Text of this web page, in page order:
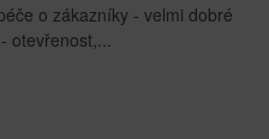
o zákazníky - velmi dobré